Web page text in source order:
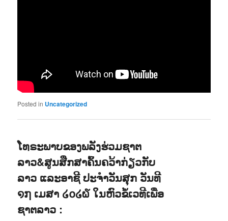
Posted in Uncategorized
ໂທຣະພາບຂອງພລັງຮ່ວມຊາຕ
ລາວ&ສູນສືກສາຄົ້ນຄວ້າກ່ຽວກັບ
ລາວ ແລະອາຊີ ປະຈຳວັນສຸກ ວັນທີ
໑໗ ເມສາ ໒໐໒໖ ໃນຫົວຂໍ້ເວທີເພື່ອ
ຊາຕລາວ :